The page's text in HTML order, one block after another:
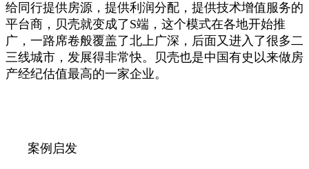
给同行提供房源，提供利润分配，提供技术增值服务的
平台商，贝壳就变成了S端，这个模式在各地开始推
广，一路席卷般覆盖了北上广深，后面又进入了很多二
三线城市，发展得非常快。贝壳也是中国有史以来做房
产经纪估值最高的一家企业。
案例启发